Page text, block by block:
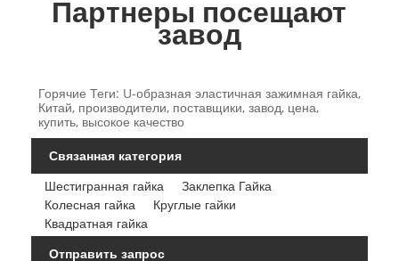
Партнеры посещают
завод
Горячие Теги: U-образная эластичная зажимная гайка,
Китай, производители, поставщики, завод, цена,
купить, высокое качество
Связанная категория
Шестигранная гайка
Заклепка Гайка
Колесная гайка
Круглые гайки
Квадратная гайка
Отправить запрос